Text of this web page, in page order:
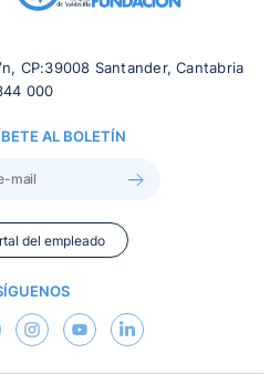
CP:39008 Santander, Cantabria
000
del empleado
AL BOLETÍN